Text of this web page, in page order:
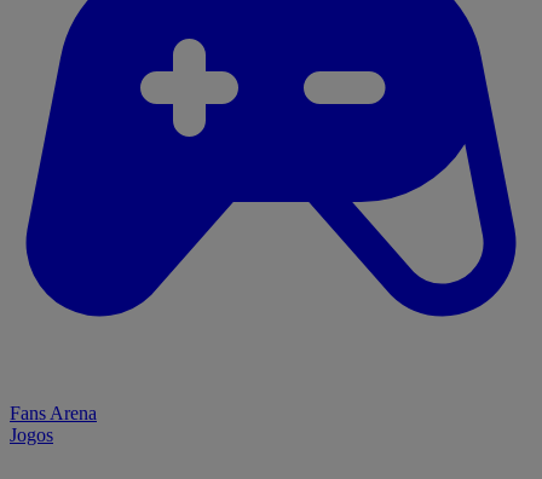
Fans Arena
Jogos